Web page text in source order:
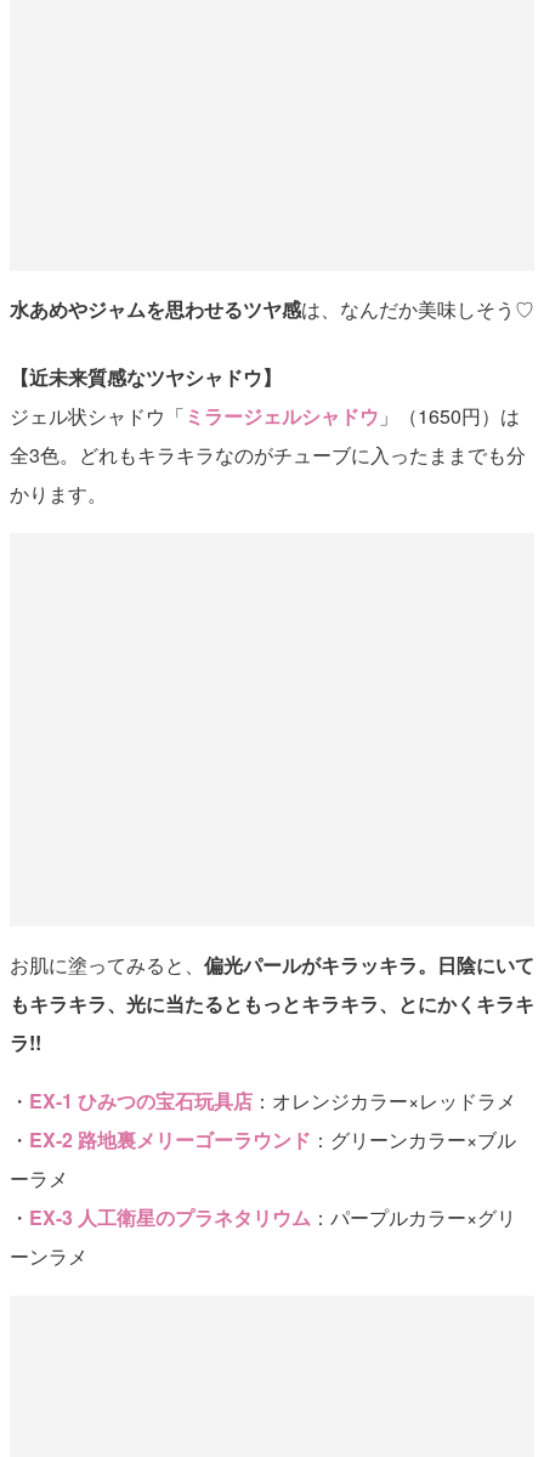
水あめやジャムを思わせるツヤ感は、なんだか美味しそう♡
【近未来質感なツヤシャドウ】
ジェル状シャドウ「 ミラージェルシャドウ 」（1650円）は
全3色。どれもキラキラなのがチューブに入ったままでも分
かります。
お肌に塗ってみると、 偏光パールがキラッキラ。日陰にいて
もキラキラ、光に当たるともっとキラキラ、とにかくキラキ
ラ!!
・ EX-1 ひみつの宝石玩具店：オレンジカラー×レッドラメ
・ EX-2 路地裏メリーゴーラウンド ：グリーンカラー×ブル
ーラメ
・ EX-3 人工衛星のプラネタリウム：パープルカラー×グリ
ーンラメ